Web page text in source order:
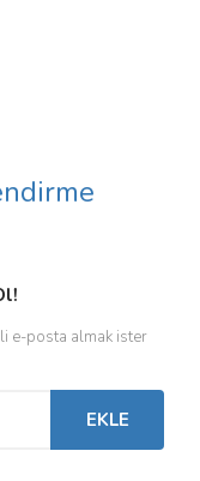
e-posta almak ister
EKLE